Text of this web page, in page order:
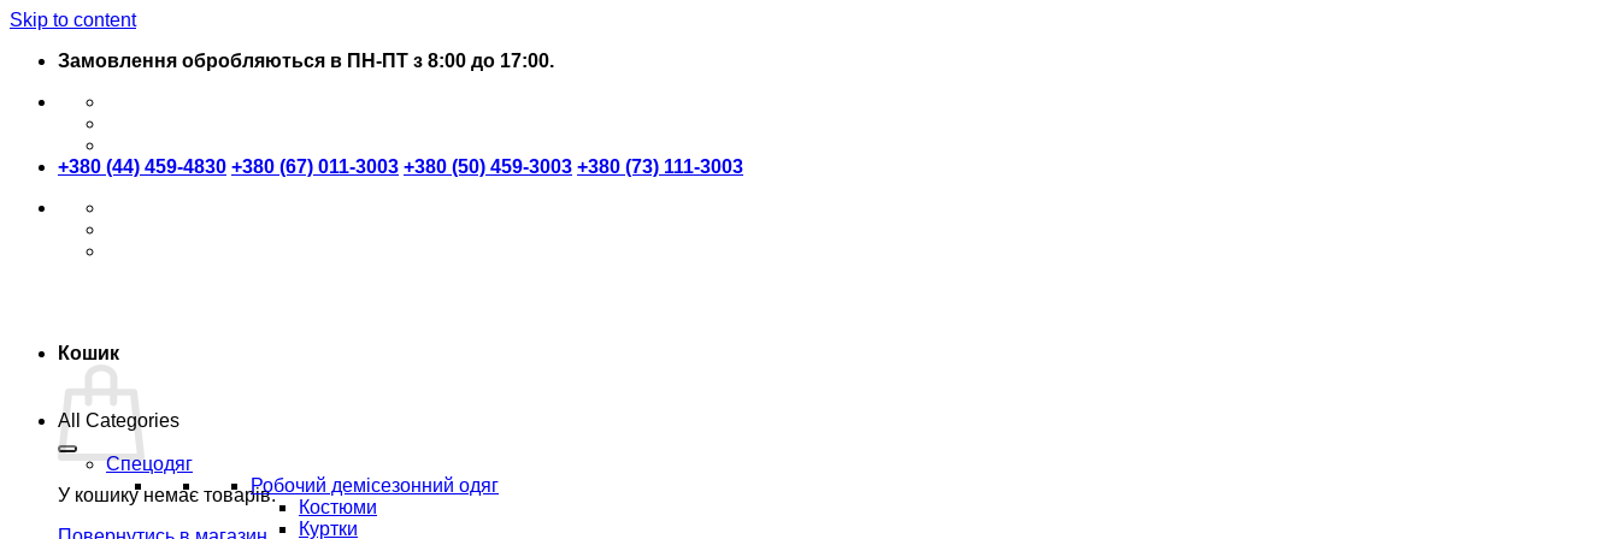
Skip to content
Замовлення обробляються в ПН-ПТ з 8:00 до 17:00.
+380 (44) 459-4830 +380 (67) 011-3003 +380 (50) 459-3003 +380 (73) 111-3003
Кошик
У кошику немає товарів.
All Categories
Спецодяг
Робочий демісезонний одяг
Костюми
Куртки